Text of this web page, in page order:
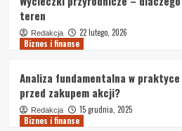
teren
Redakcja
22 lutego, 2026
Biznes i finanse
Analiza fundamentalna w
przed zakupem akcji?
Redakcja
15 grudnia, 2025
Biznes i finanse